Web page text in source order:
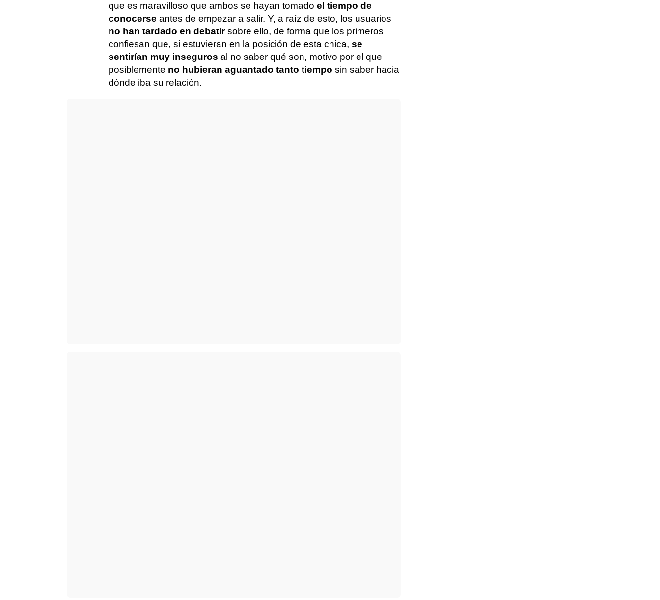
que es maravilloso que ambos se hayan tomado el tiempo de
conocerse antes de empezar a salir. Y, a raíz de esto, los usuarios
no han tardado en debatirsobre ello, de forma que los primeros
confiesan que, si estuvieran en la posición de esta chica, se
sentirían muy inseguros al no saber qué son, motivo por el que
posiblemente no hubieran aguantado tanto tiempo sin saber hacia
dónde iba su relación.